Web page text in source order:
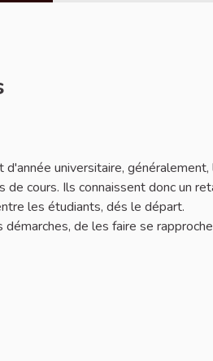
universitaire,
cours. Ils connaissent donc un
les étudiants, dés le départ.
de les faire se